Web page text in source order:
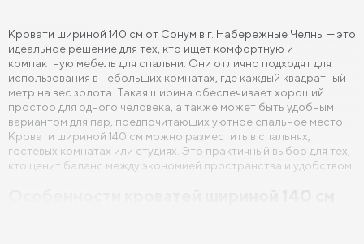
Кровати 160х200 см (Евро размер)
Кровати 180х200 см Кровати 200х200 см (Кинг Сайз)
Кровати с подъемным механизмом
Кровати для взрослых Кровати с ящиками
Кровати 160 х 200 с подъемным механизмом и ящиками
Кровати шириной 140 см от Сонум в г. Набережные Челны — это
идеальное решение для тех, кто ищет комфортную и
компактную мебель для спальни. Они отлично подходят для
использования в небольших комнатах, где каждый квадратный
метр на вес золота. Такая ширина обеспечивает хороший
простор для одного человека, а также может быть удобным
вариантом для пар, предпочитающих уютное спальное место.
Кровати шириной 140 см можно разместить в спальнях,
гостевых комнатах или студиях. Это практичный выбор для тех,
кто ценит баланс между экономией пространства и удобством.